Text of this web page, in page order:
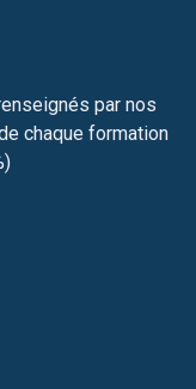
par nos
chaque formation